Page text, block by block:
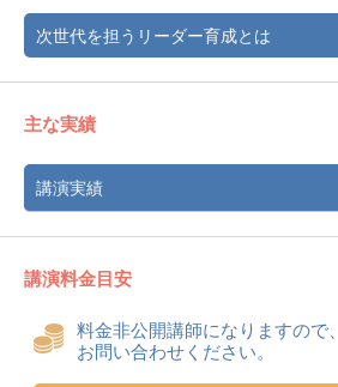
次世代を担うリーダー育成とは
主な実績
講演実績
講演料金目安
料金非公開講師になりますので、
お問い合わせください。